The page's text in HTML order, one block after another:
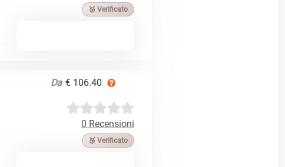
🥉 Verificato
Da € 106.40
0 Recensioni
🥉 Verificato